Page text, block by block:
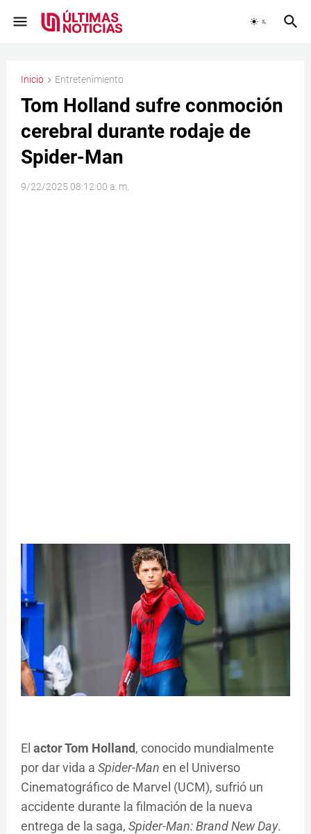
Inicio Entretenimiento
Tom Holland sufre conmoción
cerebral durante rodaje de
Spider-Man
9/22/2025 08:12:00 a. m.
El actor Tom Holland, conocido mundialmente
por dar vida a Spider-Man en el Universo
Cinematográfico de Marvel (UCM), sufrió un
accidente durante la filmación de la nueva
entrega de la saga, Spider-Man: Brand New Day.